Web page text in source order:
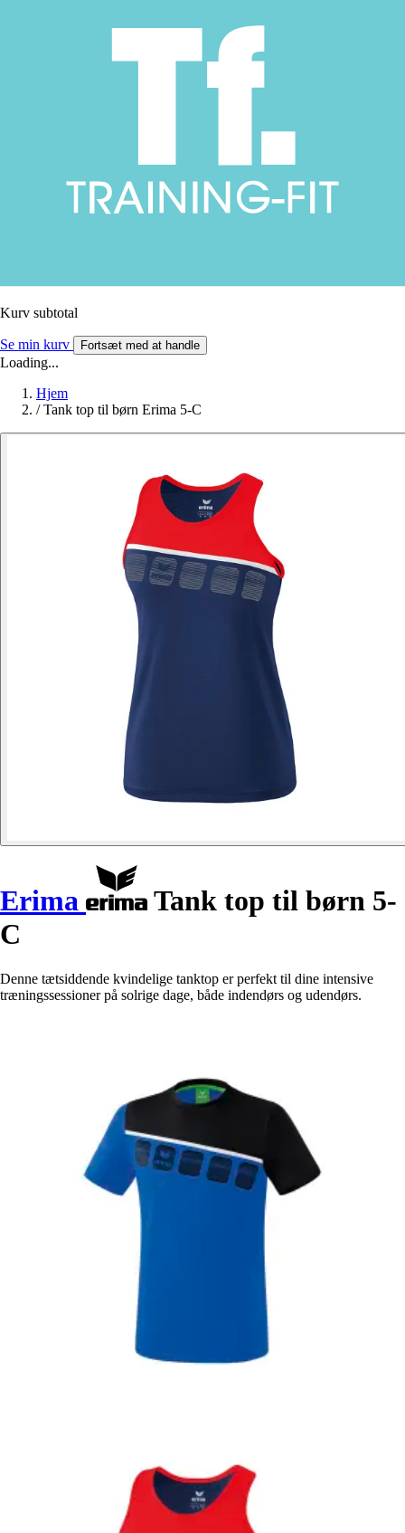
Kurv subtotal
Se min kurv Fortsæt med at handle
Loading...
Hjem
/ Tank top til børn Erima 5-C
Erima
Tank top til børn 5-
C
Denne tætsiddende kvindelige tanktop er perfekt til dine intensive
træningssessioner på solrige dage, både indendørs og udendørs.